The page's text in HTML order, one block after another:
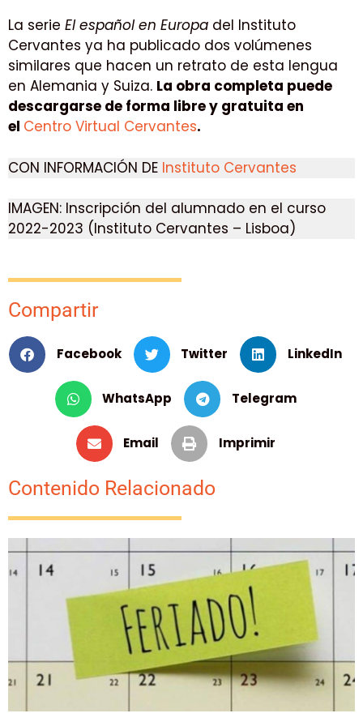
La serie El español en Europa del Instituto
Cervantes ya ha publicado dos volúmenes
similares que hacen un retrato de esta lengua
en Alemania y Suiza. La obra completa puede
descargarse de forma libre y gratuita en
el Centro Virtual Cervantes.
CON INFORMACIÓN DE Instituto Cervantes
IMAGEN: Inscripción del alumnado en el curso
2022-2023 (Instituto Cervantes – Lisboa)
Compartir
Facebook Twitter LinkedIn
WhatsApp Telegram
Email Imprimir
Contenido Relacionado